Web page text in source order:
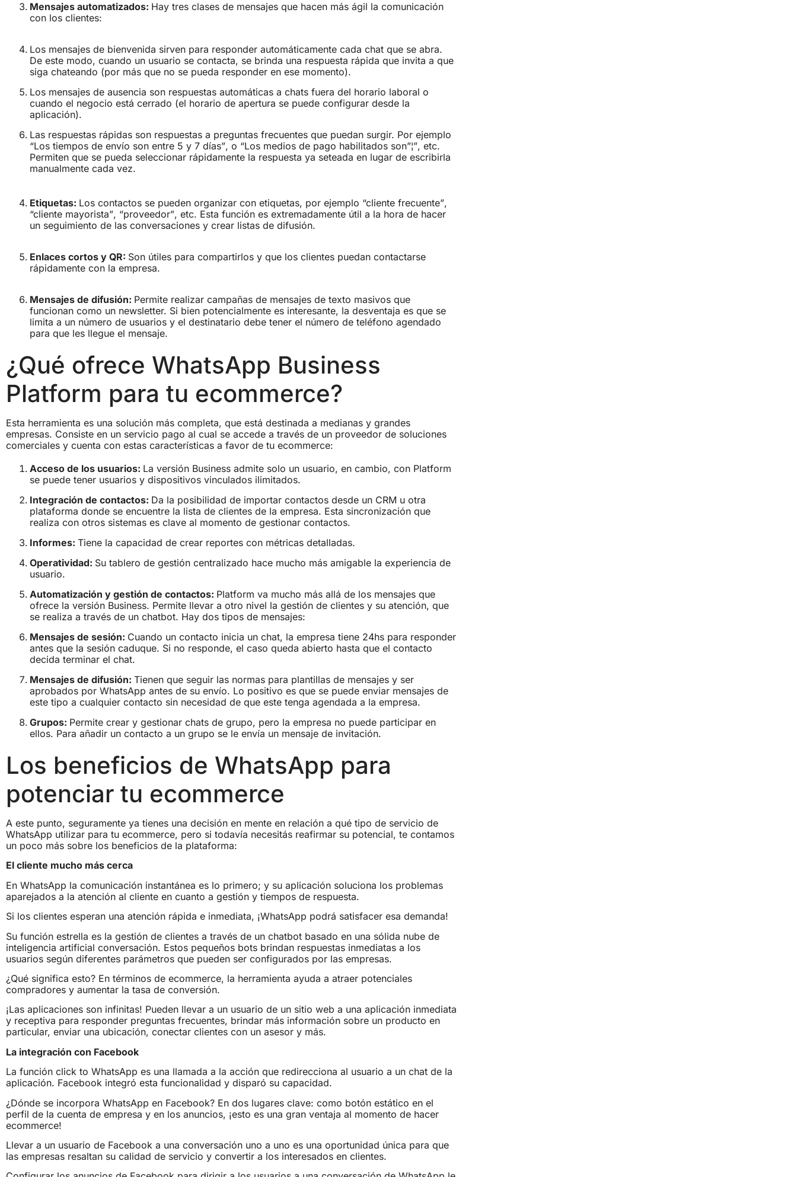
Mensajes automatizados: Hay tres clases de mensajes que hacen más ágil la comunicación
con los clientes:
Los mensajes de bienvenida sirven para responder automáticamente cada chat que se abra.
De este modo, cuando un usuario se contacta, se brinda una respuesta rápida que invita a que
siga chateando (por más que no se pueda responder en ese momento).
Los mensajes de ausencia son respuestas automáticas a chats fuera del horario laboral o
cuando el negocio está cerrado (el horario de apertura se puede configurar desde la
aplicación).
Las respuestas rápidas son respuestas a preguntas frecuentes que puedan surgir. Por ejemplo
“Los tiempos de envío son entre 5 y 7 días”, o “Los medios de pago habilitados son”¦”, etc.
Permiten que se pueda seleccionar rápidamente la respuesta ya seteada en lugar de escribirla
manualmente cada vez.
Etiquetas: Los contactos se pueden organizar con etiquetas, por ejemplo “cliente frecuente”,
“cliente mayorista”, “proveedor”, etc. Esta función es extremadamente útil a la hora de hacer
un seguimiento de las conversaciones y crear listas de difusión.
Enlaces cortos y QR: Son útiles para compartirlos y que los clientes puedan contactarse
rápidamente con la empresa.
Mensajes de difusión: Permite realizar campañas de mensajes de texto masivos que
funcionan como un newsletter. Si bien potencialmente es interesante, la desventaja es que se
limita a un número de usuarios y el destinatario debe tener el número de teléfono agendado
para que les llegue el mensaje.
¿Qué ofrece WhatsApp Business
Platform para tu ecommerce?
Esta herramienta es una solución más completa, que está destinada a medianas y grandes
empresas. Consiste en un servicio pago al cual se accede a través de un proveedor de soluciones
comerciales y cuenta con estas características a favor de tu ecommerce:
Acceso de los usuarios: La versión Business admite solo un usuario, en cambio, con Platform
se puede tener usuarios y dispositivos vinculados ilimitados.
Integración de contactos: Da la posibilidad de importar contactos desde un CRM u otra
plataforma donde se encuentre la lista de clientes de la empresa. Esta sincronización que
realiza con otros sistemas es clave al momento de gestionar contactos.
Informes: Tiene la capacidad de crear reportes con métricas detalladas.
Operatividad: Su tablero de gestión centralizado hace mucho más amigable la experiencia de
usuario.
Automatización y gestión de contactos: Platform va mucho más allá de los mensajes que
ofrece la versión Business. Permite llevar a otro nivel la gestión de clientes y su atención, que
se realiza a través de un chatbot. Hay dos tipos de mensajes:
Mensajes de sesión: Cuando un contacto inicia un chat, la empresa tiene 24hs para responder
antes que la sesión caduque. Si no responde, el caso queda abierto hasta que el contacto
decida terminar el chat.
Mensajes de difusión: Tienen que seguir las normas para plantillas de mensajes y ser
aprobados por WhatsApp antes de su envío. Lo positivo es que se puede enviar mensajes de
este tipo a cualquier contacto sin necesidad de que este tenga agendada a la empresa.
Grupos: Permite crear y gestionar chats de grupo, pero la empresa no puede participar en
ellos. Para añadir un contacto a un grupo se le envía un mensaje de invitación.
Los beneficios de WhatsApp para
potenciar tu ecommerce
A este punto, seguramente ya tienes una decisión en mente en relación a qué tipo de servicio de
WhatsApp utilizar para tu ecommerce, pero si todavía necesitás reafirmar su potencial, te contamos
un poco más sobre los beneficios de la plataforma:
El cliente mucho más cerca
En WhatsApp la comunicación instantánea es lo primero; y su aplicación soluciona los problemas
aparejados a la atención al cliente en cuanto a gestión y tiempos de respuesta.
Si los clientes esperan una atención rápida e inmediata, ¡WhatsApp podrá satisfacer esa demanda!
Su función estrella es la gestión de clientes a través de un chatbot basado en una sólida nube de
inteligencia artificial conversación. Estos pequeños bots brindan respuestas inmediatas a los
usuarios según diferentes parámetros que pueden ser configurados por las empresas.
¿Qué significa esto? En términos de ecommerce, la herramienta ayuda a atraer potenciales
compradores y aumentar la tasa de conversión.
¡Las aplicaciones son infinitas! Pueden llevar a un usuario de un sitio web a una aplicación inmediata
y receptiva para responder preguntas frecuentes, brindar más información sobre un producto en
particular, enviar una ubicación, conectar clientes con un asesor y más.
La integración con Facebook
La función click to WhatsApp es una llamada a la acción que redirecciona al usuario a un chat de la
aplicación. Facebook integró esta funcionalidad y disparó su capacidad.
¿Dónde se incorpora WhatsApp en Facebook? En dos lugares clave: como botón estático en el
perfil de la cuenta de empresa y en los anuncios, ¡esto es una gran ventaja al momento de hacer
ecommerce!
Llevar a un usuario de Facebook a una conversación uno a uno es una oportunidad única para que
las empresas resaltan su calidad de servicio y convertir a los interesados en clientes.